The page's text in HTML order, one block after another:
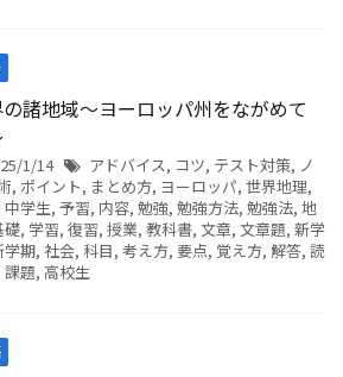
諸地域～ヨーロッパ州をながめて
1/14 アドバイス, コツ, テスト対策, ノ
, ポイント, まとめ方, ヨーロッパ, 世界地理,
中学生, 予習, 内容, 勉強, 勉強方法, 勉強法, 地
礎, 学習, 復習, 授業, 教科書, 文章, 文章題, 新学
学期, 社会, 科目, 考え方, 要点, 覚え方, 解答, 読
課題, 高校生